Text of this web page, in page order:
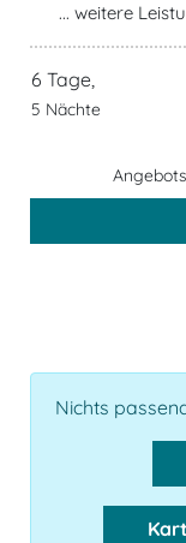
... weitere
6 Tage,
5 Nächte
Nichts